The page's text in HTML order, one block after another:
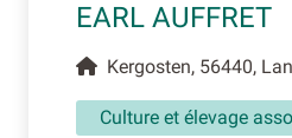
EARL AUFFRET
Kergosten, 56440,
Culture et élevage